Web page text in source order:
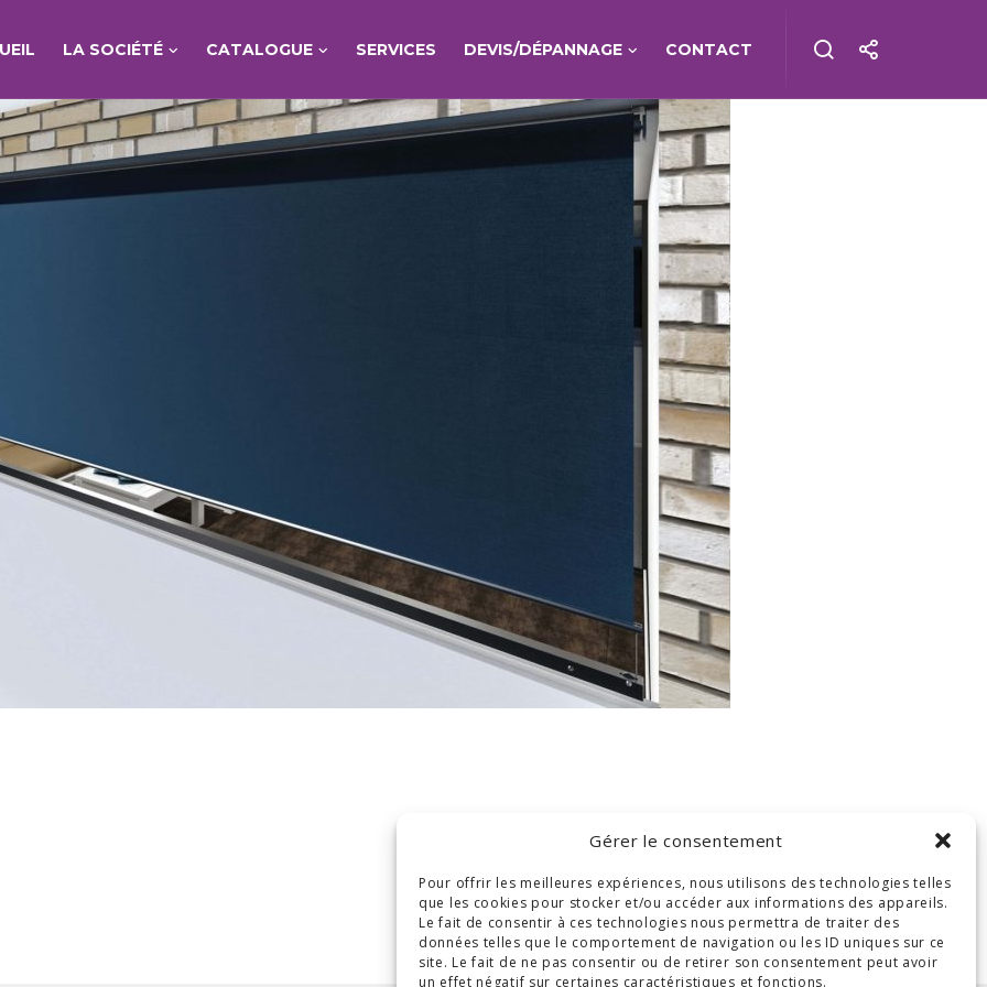
Gérer le consentement
Pour offrir les meilleures expériences, nous utilisons des technologies telles
que les cookies pour stocker et/ou accéder aux informations des appareils.
Le fait de consentir à ces technologies nous permettra de traiter des
données telles que le comportement de navigation ou les ID uniques sur ce
site. Le fait de ne pas consentir ou de retirer son consentement peut avoir
un effet négatif sur certaines caractéristiques et fonctions.
LA SOCIÉTÉ CATALOGUE SERVICES DEVIS/DÉPANNAGE CONTACT